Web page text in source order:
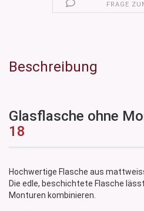
FRAGE
Beschreibung
Glasflasche ohne
18
Hochwertige Flasche aus
Die edle, beschichtete Flasche
Monturen kombinieren.